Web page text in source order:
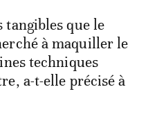
tangibles que le
à maquiller le
techniques
a-t-elle précisé à